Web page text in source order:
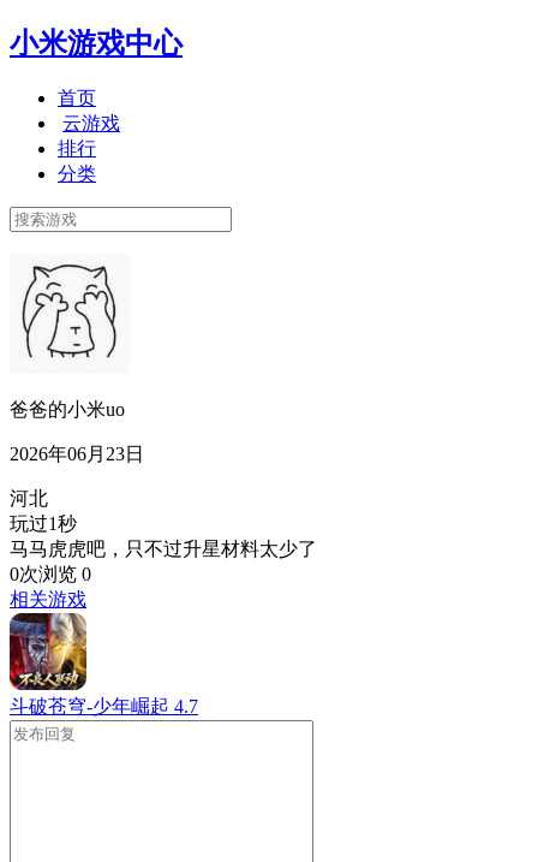
小米游戏中心
首页
云游戏
排行
分类
爸爸的小米uo
2026年06月23日
河北
玩过1秒
马马虎虎吧，只不过升星材料太少了
0次浏览 0
相关游戏
斗破苍穹-少年崛起 4.7